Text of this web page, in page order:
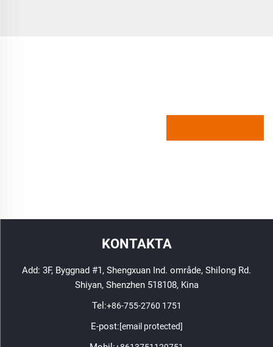
KONTAKTA
Add: 3F, Byggnad #1, Shengxuan Ind. område, Shilong Rd.
Shiyan, Shenzhen 518108, Kina
Tel:+86-755-2760 1751
E-post:[email protected]